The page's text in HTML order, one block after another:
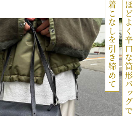
ほどよく辛口な筒形バッグで
着こなしを引き締めて